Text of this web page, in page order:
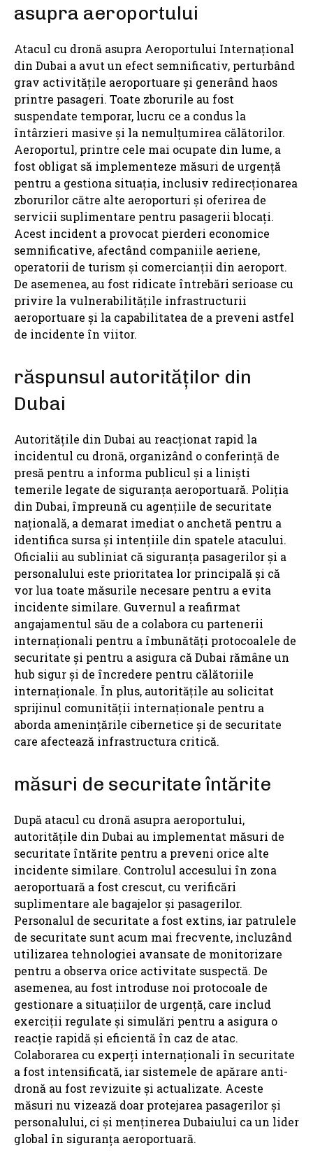
asupra aeroportului
Atacul cu dronă asupra Aeroportului Internațional
din Dubai a avut un efect semnificativ, perturbând
grav activitățile aeroportuare și generând haos
printre pasageri. Toate zborurile au fost
suspendate temporar, lucru ce a condus la
întârzieri masive și la nemulțumirea călătorilor.
Aeroportul, printre cele mai ocupate din lume, a
fost obligat să implementeze măsuri de urgență
pentru a gestiona situația, inclusiv redirecționarea
zborurilor către alte aeroporturi și oferirea de
servicii suplimentare pentru pasagerii blocați.
Acest incident a provocat pierderi economice
semnificative, afectând companiile aeriene,
operatorii de turism și comercianții din aeroport.
De asemenea, au fost ridicate întrebări serioase cu
privire la vulnerabilitățile infrastructurii
aeroportuare și la capabilitatea de a preveni astfel
de incidente în viitor.
răspunsul autorităților din
Dubai
Autoritățile din Dubai au reacționat rapid la
incidentul cu dronă, organizând o conferință de
presă pentru a informa publicul și a liniști
temerile legate de siguranța aeroportuară. Poliția
din Dubai, împreună cu agențiile de securitate
națională, a demarat imediat o anchetă pentru a
identifica sursa și intențiile din spatele atacului.
Oficialii au subliniat că siguranța pasagerilor și a
personalului este prioritatea lor principală și că
vor lua toate măsurile necesare pentru a evita
incidente similare. Guvernul a reafirmat
angajamentul său de a colabora cu partenerii
internaționali pentru a îmbunătăți protocoalele de
securitate și pentru a asigura că Dubai rămâne un
hub sigur și de încredere pentru călătoriile
internaționale. În plus, autoritățile au solicitat
sprijinul comunității internaționale pentru a
aborda amenințările cibernetice și de securitate
care afectează infrastructura critică.
măsuri de securitate întărite
După atacul cu dronă asupra aeroportului,
autoritățile din Dubai au implementat măsuri de
securitate întărite pentru a preveni orice alte
incidente similare. Controlul accesului în zona
aeroportuară a fost crescut, cu verificări
suplimentare ale bagajelor și pasagerilor.
Personalul de securitate a fost extins, iar patrulele
de securitate sunt acum mai frecvente, incluzând
utilizarea tehnologiei avansate de monitorizare
pentru a observa orice activitate suspectă. De
asemenea, au fost introduse noi protocoale de
gestionare a situațiilor de urgență, care includ
exerciții regulate și simulări pentru a asigura o
reacție rapidă și eficientă în caz de atac.
Colaborarea cu experți internaționali în securitate
a fost intensificată, iar sistemele de apărare anti-
dronă au fost revizuite și actualizate. Aceste
măsuri nu vizează doar protejarea pasagerilor și
personalului, ci și menținerea Dubaiului ca un lider
global în siguranța aeroportuară.